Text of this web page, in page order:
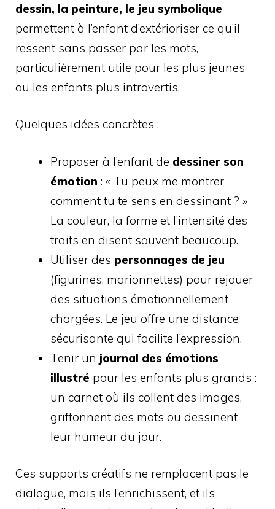
dessin, la peinture, le jeu symbolique
permettent à l’enfant d’extérioriser ce qu’il
ressent sans passer par les mots,
particulièrement utile pour les plus jeunes
ou les enfants plus introvertis.
Quelques idées concrètes :
Proposer à l’enfant de dessiner son
émotion : « Tu peux me montrer
comment tu te sens en dessinant ? »
La couleur, la forme et l’intensité des
traits en disent souvent beaucoup.
Utiliser des personnages de jeu
(figurines, marionnettes) pour rejouer
des situations émotionnellement
chargées. Le jeu offre une distance
sécurisante qui facilite l’expression.
Tenir un journal des émotions
illustré pour les enfants plus grands :
un carnet où ils collent des images,
griffonnent des mots ou dessinent
leur humeur du jour.
Ces supports créatifs ne remplacent pas le
dialogue, mais ils l’enrichissent, et ils